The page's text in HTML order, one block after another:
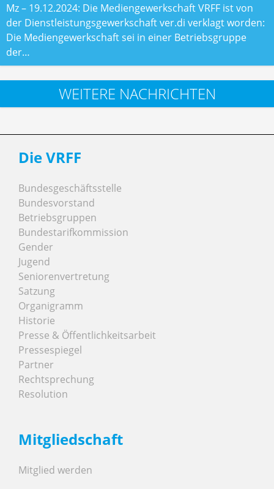
Mz – 19.12.2024: Die Mediengewerkschaft VRFF ist von
der Dienstleistungsgewerkschaft ver.di verklagt worden:
Die Mediengewerkschaft sei in einer Betriebsgruppe
der…
WEITERE NACHRICHTEN
Die VRFF
Bundesgeschäftsstelle
Bundesvorstand
Betriebsgruppen
Bundestarifkommission
Gender
Jugend
Seniorenvertretung
Satzung
Organigramm
Historie
Presse & Öffentlichkeitsarbeit
Pressespiegel
Partner
Rechtsprechung
Resolution
Mitgliedschaft
Mitglied werden